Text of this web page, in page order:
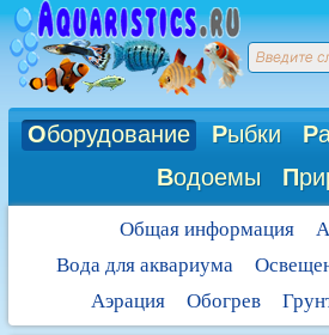
Оборудование Рыбки Р
Водоемы П
Общая информация
Вода для аквариума
Аэрация
Обогрев